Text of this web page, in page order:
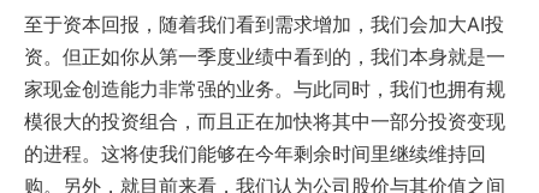
至于资本回报，随着我们看到需求增加，我们会加大AI投
资。但正如你从第一季度业绩中看到的，我们本身就是一
家现金创造能力非常强的业务。与此同时，我们也拥有规
模很大的投资组合，而且正在加快将其中一部分投资变现
的进程。这将使我们能够在今年剩余时间里继续维持回
购。另外，就目前来看，我们认为公司股价与其价值之间